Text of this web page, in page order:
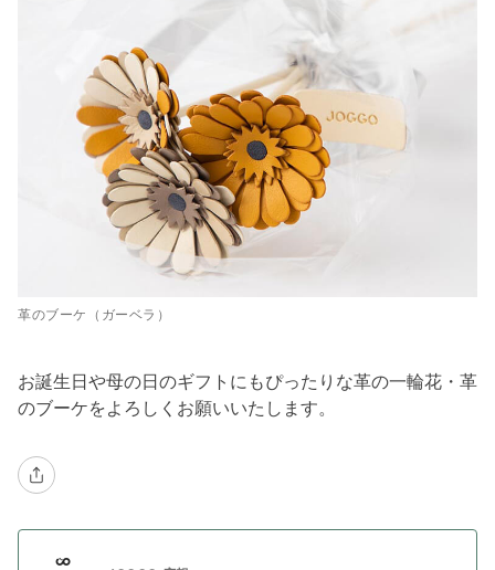
革のブーケ（ガーベラ）
お誕生日や母の日のギフトにもぴったりな革の一輪花・革
のブーケをよろしくお願いいたします。